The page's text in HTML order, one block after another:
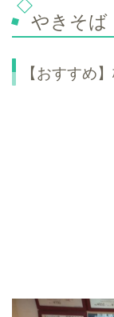
やきそば
【おすすめ